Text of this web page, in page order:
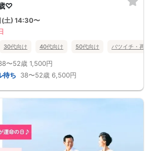
♡
(土) 14:30〜
30代向け 40代向け 50代向け バツイチ・再婚
〜52歳 1,500円
待ち 38〜52歳 6,500円